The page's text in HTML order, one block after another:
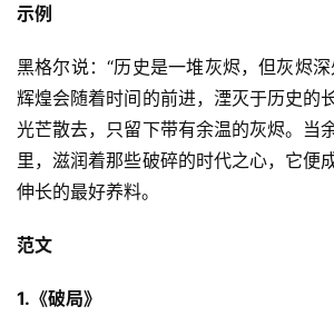
示例
黑格尔说：“历史是一堆灰烬，但灰烬
辉煌会随着时间的前进，湮灭于历史的
光芒散去，只留下带有余温的灰烬。当
里，滋润着那些破碎的时代之心，它便
伸长的最好养料。
范文
1.《破局》